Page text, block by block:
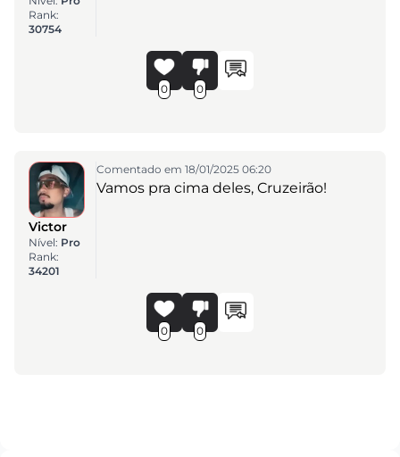
Rank:
30754
0 0
Victor
Nível: Pro
Rank:
34201
Comentado em 18/01/2025 06:20
Vamos pra cima deles, Cruzeirão!
0 0